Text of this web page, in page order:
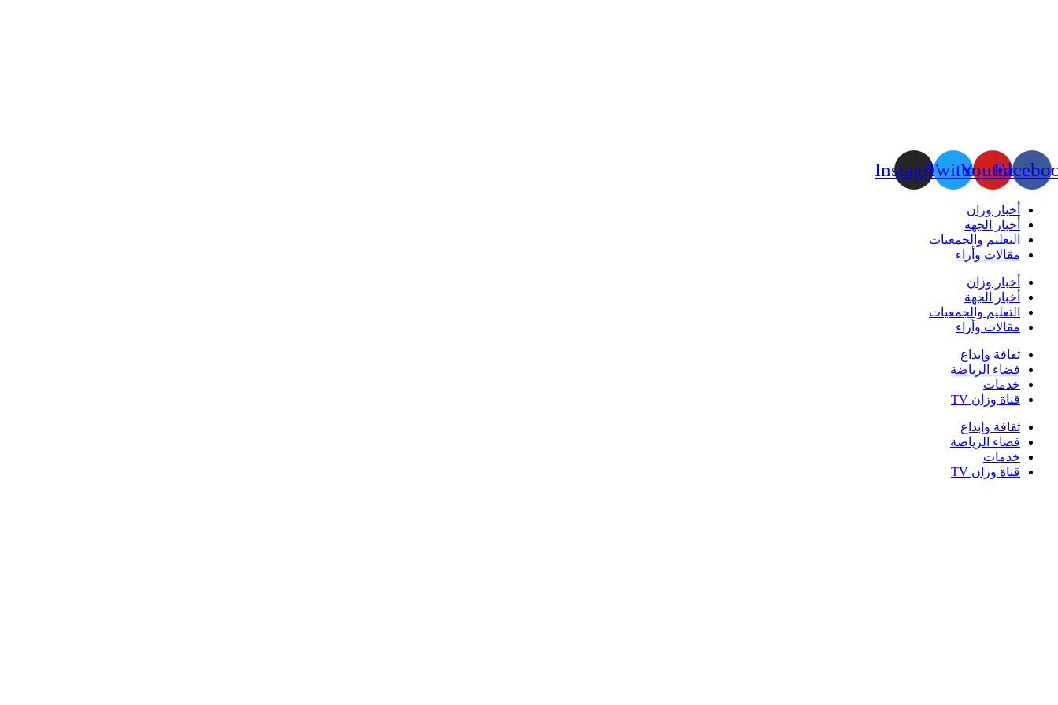
Youtube
Twitter
Instagram
أخبار وزان
أخبار الجهة
التعليم والجمعيات
مقالات وأراء
أخبار وزان
أخبار الجهة
التعليم والجمعيات
مقالات وأراء
ثقافة وإبداع
فضاء الرياضة
خدمات
قناة وزان TV
ثقافة وإبداع
فضاء الرياضة
خدمات
قناة وزان TV